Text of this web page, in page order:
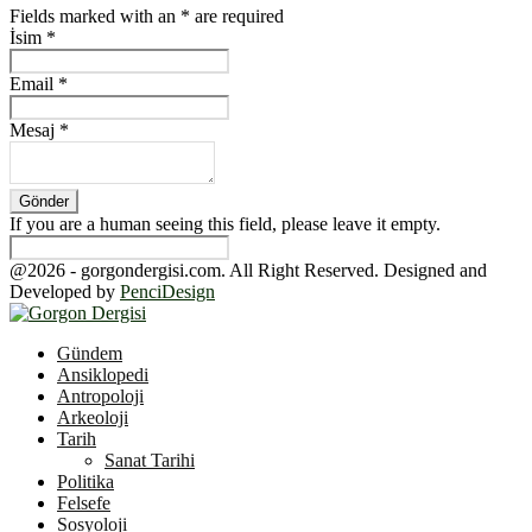
Fields marked with an * are required
İsim *
Email *
Mesaj *
If you are a human seeing this field, please leave it empty.
@2026 - gorgondergisi.com. All Right Reserved. Designed and
Developed by PenciDesign
Gündem
Ansiklopedi
Antropoloji
Arkeoloji
Tarih
Sanat Tarihi
Politika
Felsefe
Sosyoloji